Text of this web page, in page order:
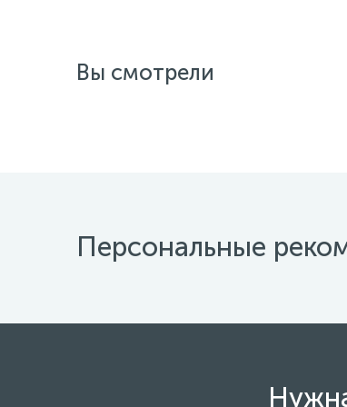
Вы смотрели
Персональные